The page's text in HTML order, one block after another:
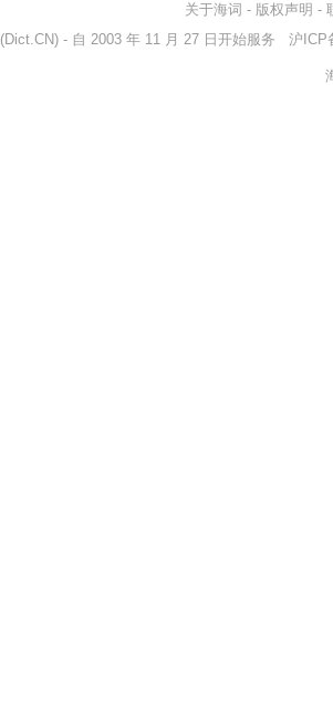
关于海词 - 版权声明 -
(Dict.CN) - 自 2003 年 11 月 27 日开始服务 沪ICP